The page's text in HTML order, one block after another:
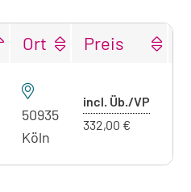
Ort Preis
50935
Köln
incl. Üb./VP
332,00 €